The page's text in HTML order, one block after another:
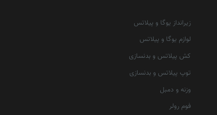
زیرانداز یوگا و پیلاتس
لوازم یوگا و پیلاتس
کش پیلاتس و بدنسازی
توپ پیلاتس و بدنسازی
وزنه و دمبل
فوم رولر